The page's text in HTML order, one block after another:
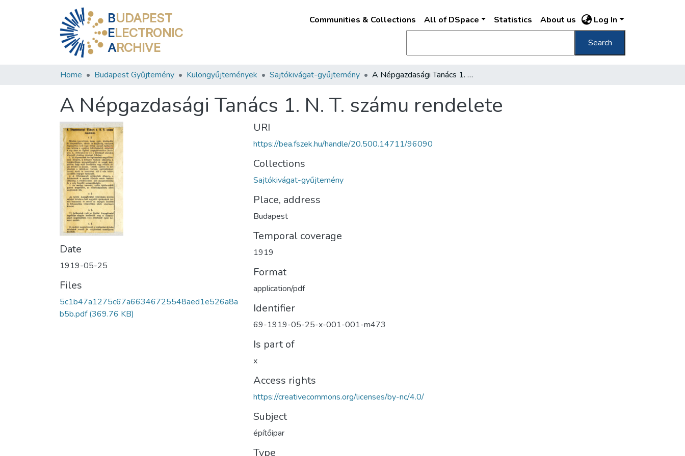
BUDAPEST
ELECTRONIC
ARCHIVE
Communities & Collections All of DSpace Statistics About us Log In
Search
Home Budapest Gyűjtemény Különgyűjtemények Sajtókivágat-gyűjtemény A Népgazdasági Tanács 1. N. T. számu rendelete
A Népgazdasági Tanács 1. N. T. számu rendelete
Date
1919-05-25
Files
5c1b47a1275c67a66346725548aed1e526a8a
b5b.pdf(369.76 KB)
URI
https://bea.fszek.hu/handle/20.500.14711/96090
Collections
Sajtókivágat-gyűjtemény
Place, address
Budapest
Temporal coverage
1919
Format
application/pdf
Identifier
69-1919-05-25-x-001-001-m473
Is part of
x
Access rights
https://creativecommons.org/licenses/by-nc/4.0/
Subject
építőipar
Type